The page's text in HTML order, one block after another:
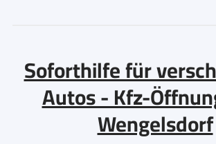
Soforthilfe für
Autos - Kfz-
Wengelsdorf